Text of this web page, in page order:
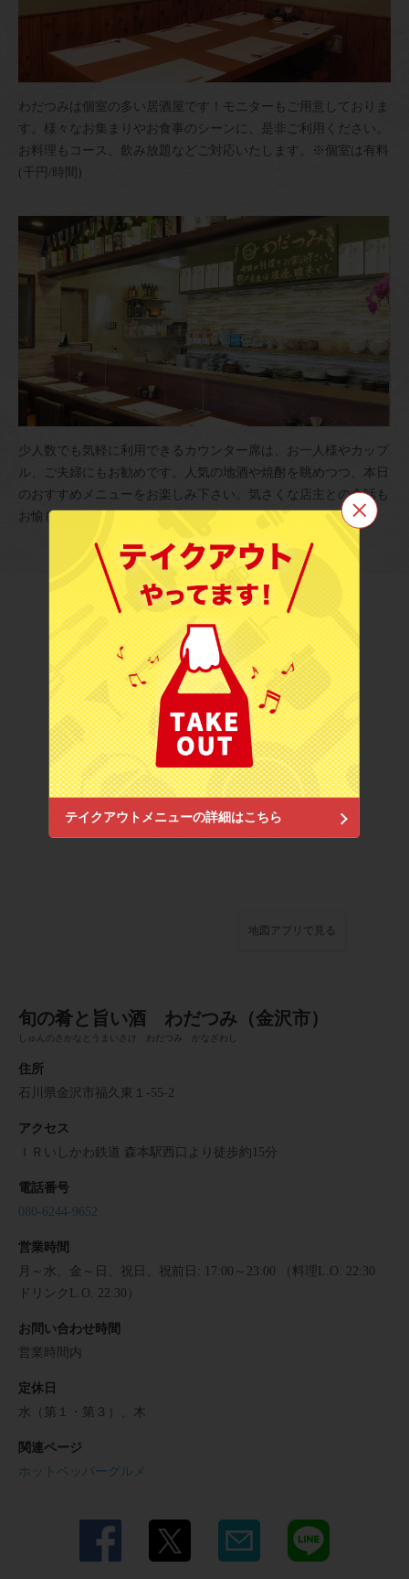
テイクアウトメニューの詳細はこちら
わだつみは個室の多い居酒屋です！モニターもご用意しておりま
す。様々なお集まりやお食事のシーンに、是非ご利用ください。
お料理もコース、飲み放題などご対応いたします。※個室は有料
(千円/時間)
少人数でも気軽に利用できるカウンター席は、お一人様やカップ
ル、ご夫婦にもお勧めです。人気の地酒や焼酎を眺めつつ、本日
のおすすめメニューをお楽しみ下さい。気さくな店主との会話も
お愉しみ頂けます。
アクセス
地図アプリで見る
旬の肴と旨い酒 わだつみ（金沢市）
しゅんのさかなとうまいさけ わだつみ かなざわし
住所
石川県金沢市福久東１-55-2
アクセス
ＩＲいしかわ鉄道 森本駅西口より徒歩約15分
電話番号
080-6244-9652
営業時間
月～水、金～日、祝日、祝前日: 17:00～23:00 （料理L.O. 22:30
ドリンクL.O. 22:30）
お問い合わせ時間
営業時間内
定休日
水（第１・第３）、木
関連ページ
ホットペッパーグルメ
この店舗情報をシェアする
旬の肴と旨い酒 わだつみ（金沢市）
石川県金沢市福久東１-55-2
https://wadatsumi1020.owst.jp/
お店情報をコピー
閉じる